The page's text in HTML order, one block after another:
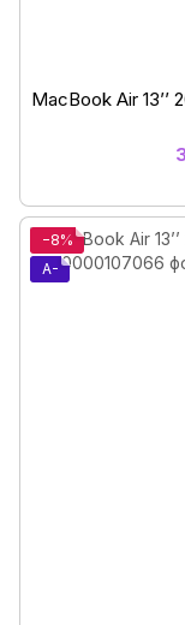
MacBook Air
−8%
A-